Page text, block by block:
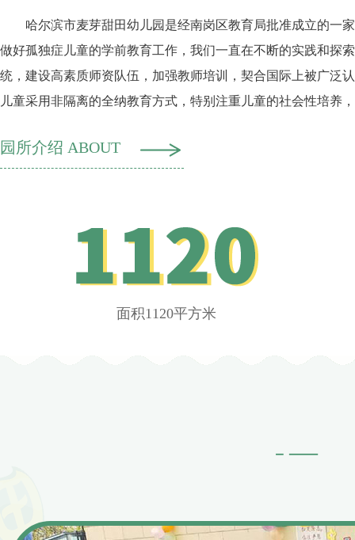
哈尔滨市麦芽甜田幼儿园是经南岗区教育局批准成立的一
做好孤独症儿童的学前教育工作，我们一直在不断的实践和探
统，建设高素质师资队伍，加强教师培训，契合国际上被广泛
儿童采用非隔离的全纳教育方式，特别注重儿童的社会性培养
课等专业训练方式，帮助幼儿提高融合能力，尽快适应班级环
园所介绍 ABOUT
面积1120平方米